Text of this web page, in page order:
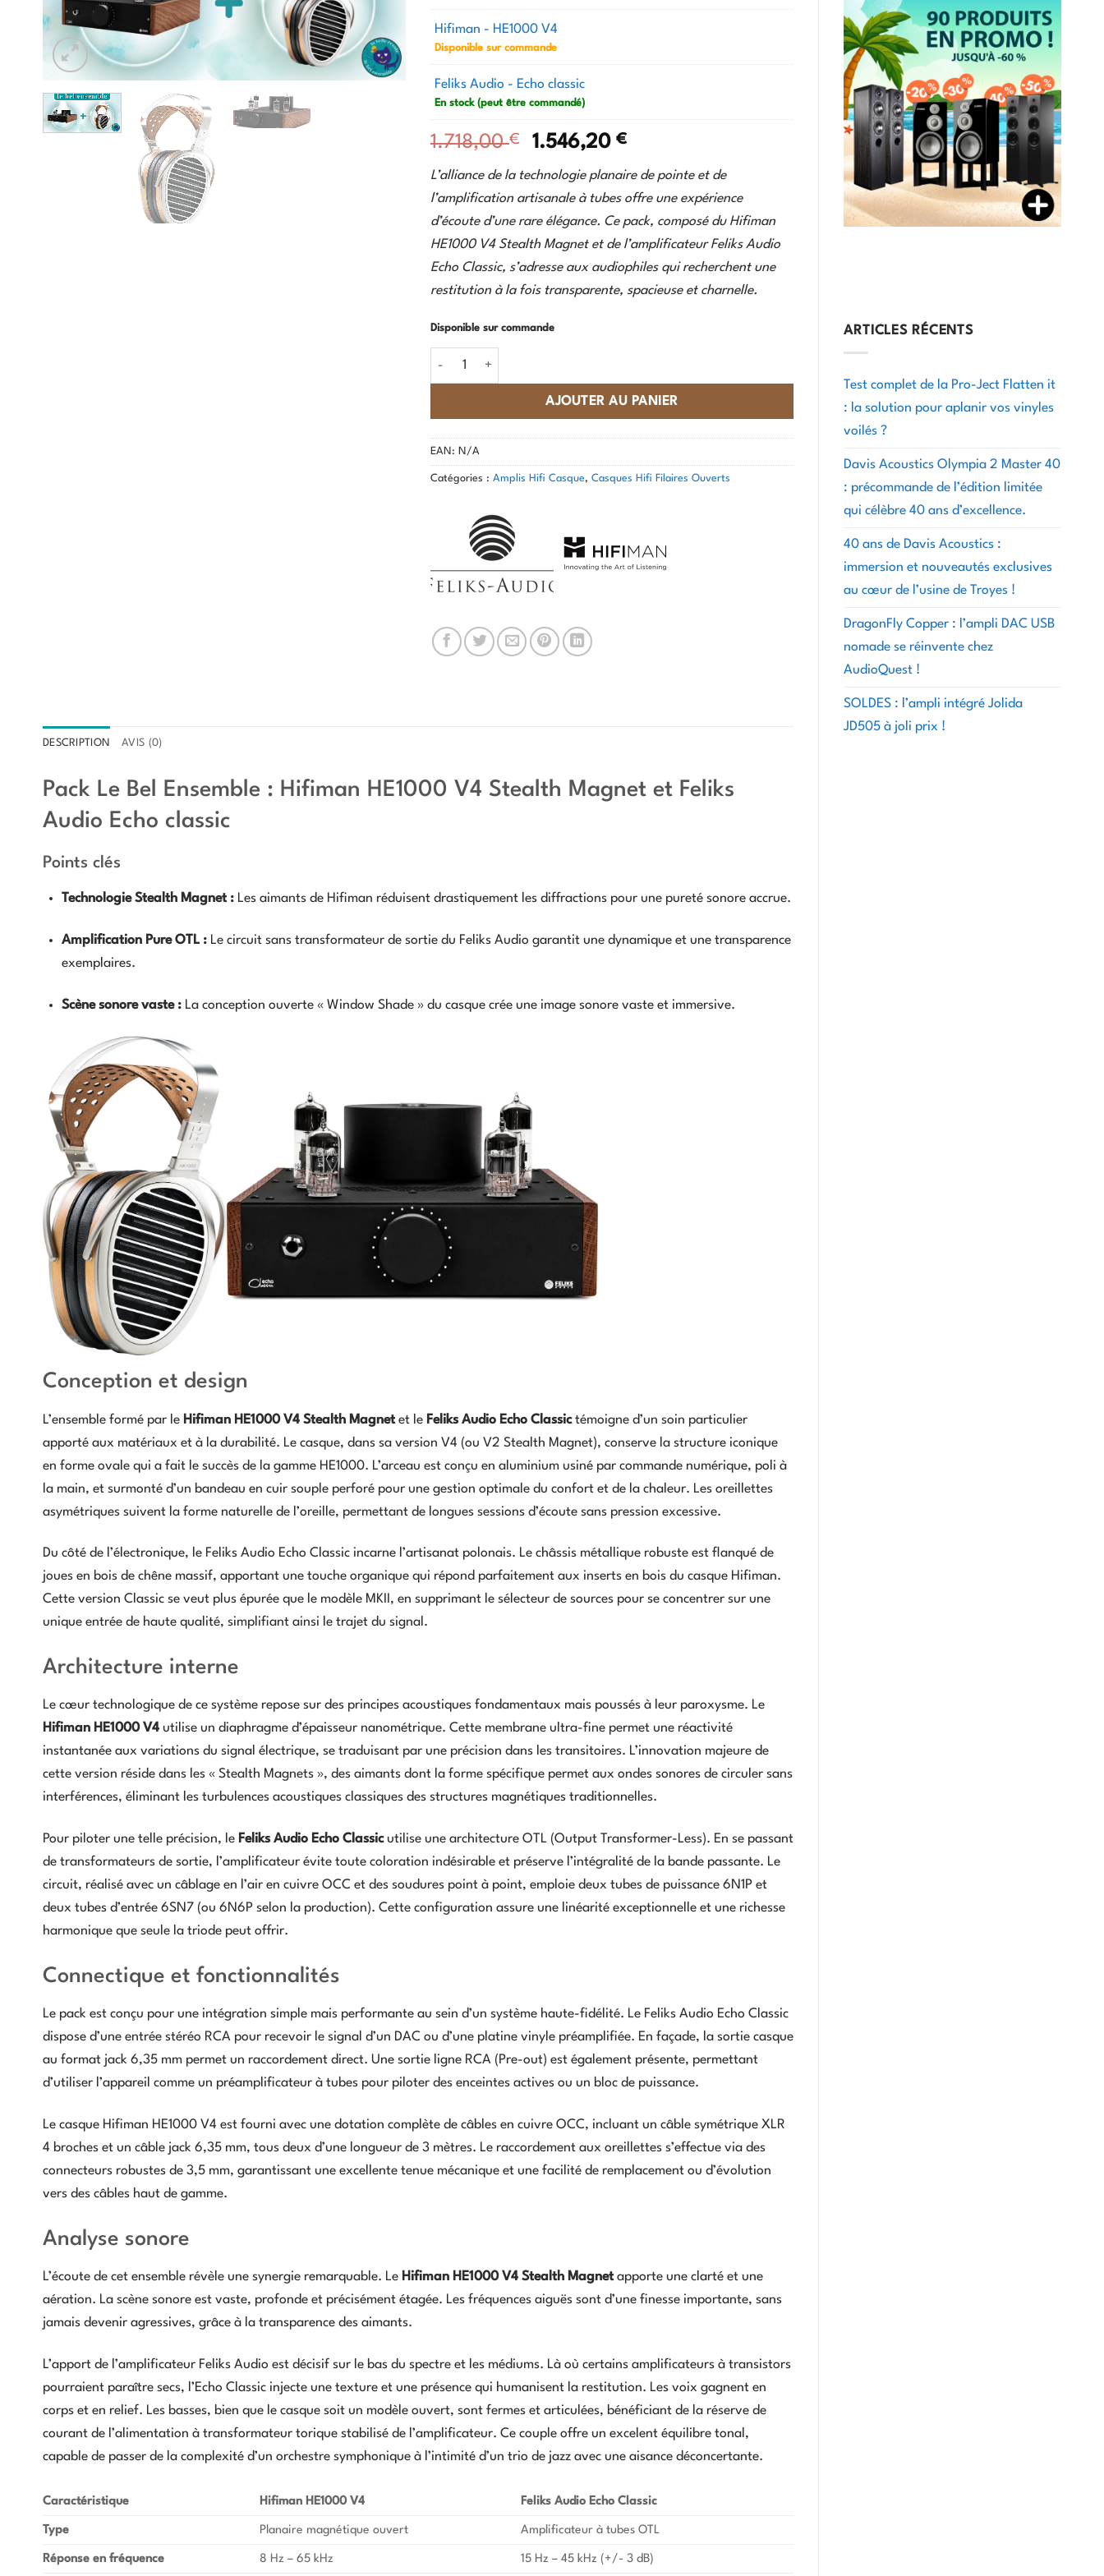
ARTICLES RÉCENTS
Test complet de la Pro-Ject Flatten it
: la solution pour aplanir vos vinyles
voilés ?
Davis Acoustics Olympia 2 Master 40
: précommande de l’édition limitée
qui célèbre 40 ans d’excellence.
40 ans de Davis Acoustics :
immersion et nouveautés exclusives
au cœur de l’usine de Troyes !
DragonFly Copper : l’ampli DAC USB
nomade se réinvente chez
AudioQuest !
SOLDES : l’ampli intégré Jolida
JD505 à joli prix !
Hifiman - HE1000 V4
Disponible sur commande
Feliks Audio - Echo classic
En stock (peut être commandé)
1.718,00€
Le
initial
était :
1.718,00 €.
1.546,20 €Le
actuel
est :
1.546,20 €.
L’alliance de la technologie planaire de pointe et de
l’amplification artisanale à tubes offre une expérience
d’écoute d’une rare élégance. Ce pack, composé du Hifiman
HE1000 V4 Stealth Magnet et de l’amplificateur Feliks Audio
Echo Classic, s’adresse aux audiophiles qui recherchent une
restitution à la fois transparente, spacieuse et charnelle.
Disponible sur commande
quantité de Pack Le Bel Ensemble : Hifiman HE1000 V4 Stealth Magnet et Feliks Audio Echo classic
AJOUTER AU PANIER
EAN: N/A
Catégories : Amplis Hifi Casque, Casques Hifi Filaires Ouverts
DESCRIPTION AVIS (0)
Pack Le Bel Ensemble : Hifiman HE1000 V4 Stealth Magnet et Feliks
Audio Echo classic
Points clés
Technologie Stealth Magnet :Les aimants de Hifiman réduisent drastiquement les diffractions pour une pureté sonore accrue.
Amplification Pure OTL :Le circuit sans transformateur de sortie du Feliks Audio garantit une dynamique et une transparence
exemplaires.
Scène sonore vaste :La conception ouverte « Window Shade » du casque crée une image sonore vaste et immersive.
Conception et design
L’ensemble formé par le Hifiman HE1000 V4 Stealth Magnetet le Feliks Audio Echo Classictémoigne d’un soin particulier
apporté aux matériaux et à la durabilité. Le casque, dans sa version V4 (ou V2 Stealth Magnet), conserve la structure iconique
en forme ovale qui a fait le succès de la gamme HE1000. L’arceau est conçu en aluminium usiné par commande numérique, poli à
la main, et surmonté d’un bandeau en cuir souple perforé pour une gestion optimale du confort et de la chaleur. Les oreillettes
asymétriques suivent la forme naturelle de l’oreille, permettant de longues sessions d’écoute sans pression excessive.
Du côté de l’électronique, le Feliks Audio Echo Classic incarne l’artisanat polonais. Le châssis métallique robuste est flanqué de
joues en bois de chêne massif, apportant une touche organique qui répond parfaitement aux inserts en bois du casque Hifiman.
Cette version Classic se veut plus épurée que le modèle MKII, en supprimant le sélecteur de sources pour se concentrer sur une
unique entrée de haute qualité, simplifiant ainsi le trajet du signal.
Architecture interne
Le cœur technologique de ce système repose sur des principes acoustiques fondamentaux mais poussés à leur paroxysme. Le
Hifiman HE1000 V4 utilise un diaphragme d’épaisseur nanométrique. Cette membrane ultra-fine permet une réactivité
instantanée aux variations du signal électrique, se traduisant par une précision dans les transitoires. L’innovation majeure de
cette version réside dans les « Stealth Magnets », des aimants dont la forme spécifique permet aux ondes sonores de circuler sans
interférences, éliminant les turbulences acoustiques classiques des structures magnétiques traditionnelles.
Pour piloter une telle précision, le Feliks Audio Echo Classicutilise une architecture OTL (Output Transformer-Less). En se passant
de transformateurs de sortie, l’amplificateur évite toute coloration indésirable et préserve l’intégralité de la bande passante. Le
circuit, réalisé avec un câblage en l’air en cuivre OCC et des soudures point à point, emploie deux tubes de puissance 6N1P et
deux tubes d’entrée 6SN7 (ou 6N6P selon la production). Cette configuration assure une linéarité exceptionnelle et une richesse
harmonique que seule la triode peut offrir.
Connectique et fonctionnalités
Le pack est conçu pour une intégration simple mais performante au sein d’un système haute-fidélité. Le Feliks Audio Echo Classic
dispose d’une entrée stéréo RCA pour recevoir le signal d’un DAC ou d’une platine vinyle préamplifiée. En façade, la sortie casque
au format jack 6,35 mm permet un raccordement direct. Une sortie ligne RCA (Pre-out) est également présente, permettant
d’utiliser l’appareil comme un préamplificateur à tubes pour piloter des enceintes actives ou un bloc de puissance.
Le casque Hifiman HE1000 V4 est fourni avec une dotation complète de câbles en cuivre OCC, incluant un câble symétrique XLR
4 broches et un câble jack 6,35 mm, tous deux d’une longueur de 3 mètres. Le raccordement aux oreillettes s’effectue via des
connecteurs robustes de 3,5 mm, garantissant une excellente tenue mécanique et une facilité de remplacement ou d’évolution
vers des câbles haut de gamme.
Analyse sonore
L’écoute de cet ensemble révèle une synergie remarquable. Le Hifiman HE1000 V4 Stealth Magnetapporte une clarté et une
aération. La scène sonore est vaste, profonde et précisément étagée. Les fréquences aiguës sont d’une finesse importante, sans
jamais devenir agressives, grâce à la transparence des aimants.
L’apport de l’amplificateur Feliks Audio est décisif sur le bas du spectre et les médiums. Là où certains amplificateurs à transistors
pourraient paraître secs, l’Echo Classic injecte une texture et une présence qui humanisent la restitution. Les voix gagnent en
corps et en relief. Les basses, bien que le casque soit un modèle ouvert, sont fermes et articulées, bénéficiant de la réserve de
courant de l’alimentation à transformateur torique stabilisé de l’amplificateur. Ce couple offre un excelent équilibre tonal,
capable de passer de la complexité d’un orchestre symphonique à l’intimité d’un trio de jazz avec une aisance déconcertante.
Caractéristique Hifiman HE1000 V4 Feliks Audio Echo Classic
Type Planaire magnétique ouvert Amplificateur à tubes OTL
Réponse en fréquence 8 Hz – 65 kHz 15 Hz – 45 kHz (+/- 3 dB)